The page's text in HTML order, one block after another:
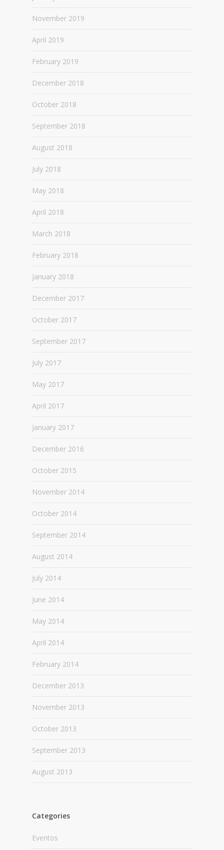
November 2019
April 2019
February 2019
December 2018
October 2018
September 2018
August 2018
July 2018
May 2018
April 2018
March 2018
February 2018
January 2018
December 2017
October 2017
September 2017
July 2017
May 2017
April 2017
January 2017
December 2016
October 2015
November 2014
October 2014
September 2014
August 2014
July 2014
June 2014
May 2014
April 2014
February 2014
December 2013
November 2013
October 2013
September 2013
August 2013
Categories
Eventos